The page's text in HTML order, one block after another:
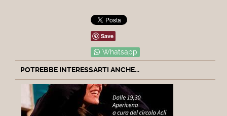
Save
Whatsapp
POTREBBE INTERESSARTI ANCHE...